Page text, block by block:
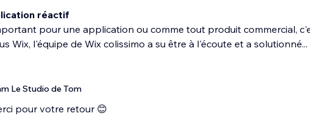
réactif
pour une application ou comme tout produit commercial,
Wix, l'équipe de Wix colissimo a su être à l'écoute et a solutionné...
Le Studio de Tom
pour votre retour 😊